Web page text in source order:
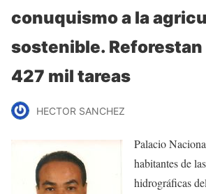
conuquismo a la
sostenible. Reforestan
427 mil tareas
HECTOR SANCHEZ
Palacio
habitantes de
hidrográficas